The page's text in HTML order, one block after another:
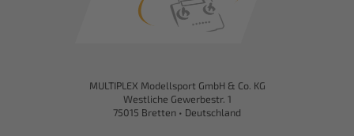
MULTIPLEX Modellsport GmbH & Co. KG
Westliche Gewerbestr. 1
75015 Bretten • Deutschland